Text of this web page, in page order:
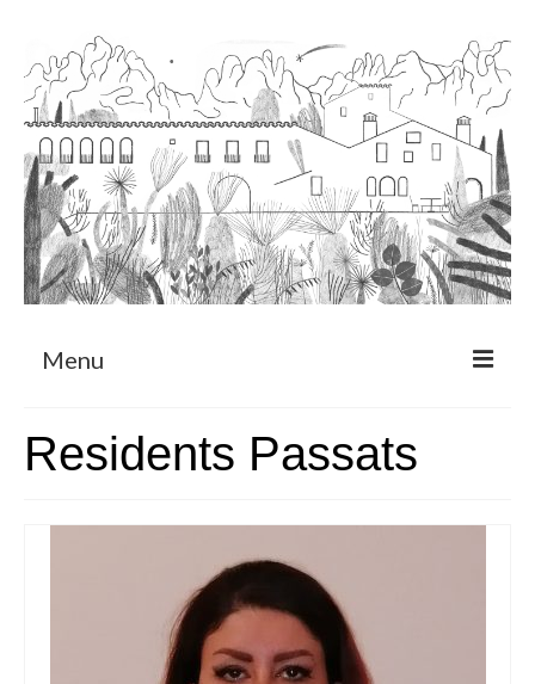
Menu
Programa de Residència
CRUCERO
Queda’t amb nosaltres
Residents Passats